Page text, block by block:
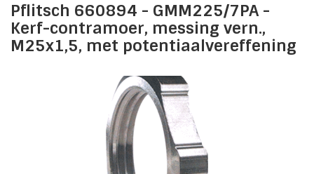
Pflitsch 660894 - GMM225/7PA -
Kerf-contramoer, messing vern.,
M25x1,5, met potentiaalvereffening